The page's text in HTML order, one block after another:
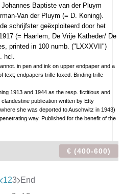
Baptiste van der Pluym
Van der Pluym (= D. Koning).
schrijfster geëxploiteerd door het
(= Haarlem, De Vrije Katheder/ De
printed in 100 numb. ("LXXXVII")
hcl.
in pen and ink on upper endpaper and a
text; endpapers trifle foxed. Binding trifle
1913 and 1944 as the resp. fictitious and
publication written by Etty
she was deported to Auschwitz in 1943)
way. Published for the benefit of the
€ (400-600)
123 End